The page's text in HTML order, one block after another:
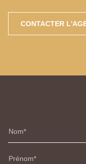
CONTACTER
Nom
Prénom